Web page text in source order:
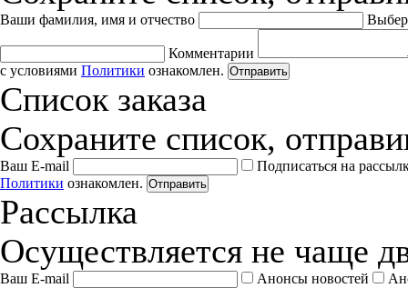
Ваши фамилия, имя и отчество
Комментарии
с условиями Политики ознакомлен. Отправить
Список заказа
Сохраните список,
Ваш E-mail
Подписаться на
Политики ознакомлен. Отправить
Рассылка
Осуществляется не чаще
Ваш E-mail Анонсы новостей